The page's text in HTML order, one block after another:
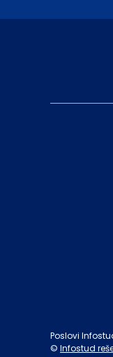
Poslovi
© Infostud